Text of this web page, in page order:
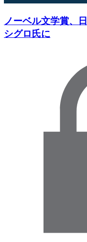
ノーベル文学賞、
シグロ氏に